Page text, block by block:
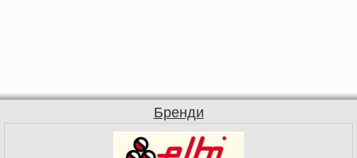
Бренди